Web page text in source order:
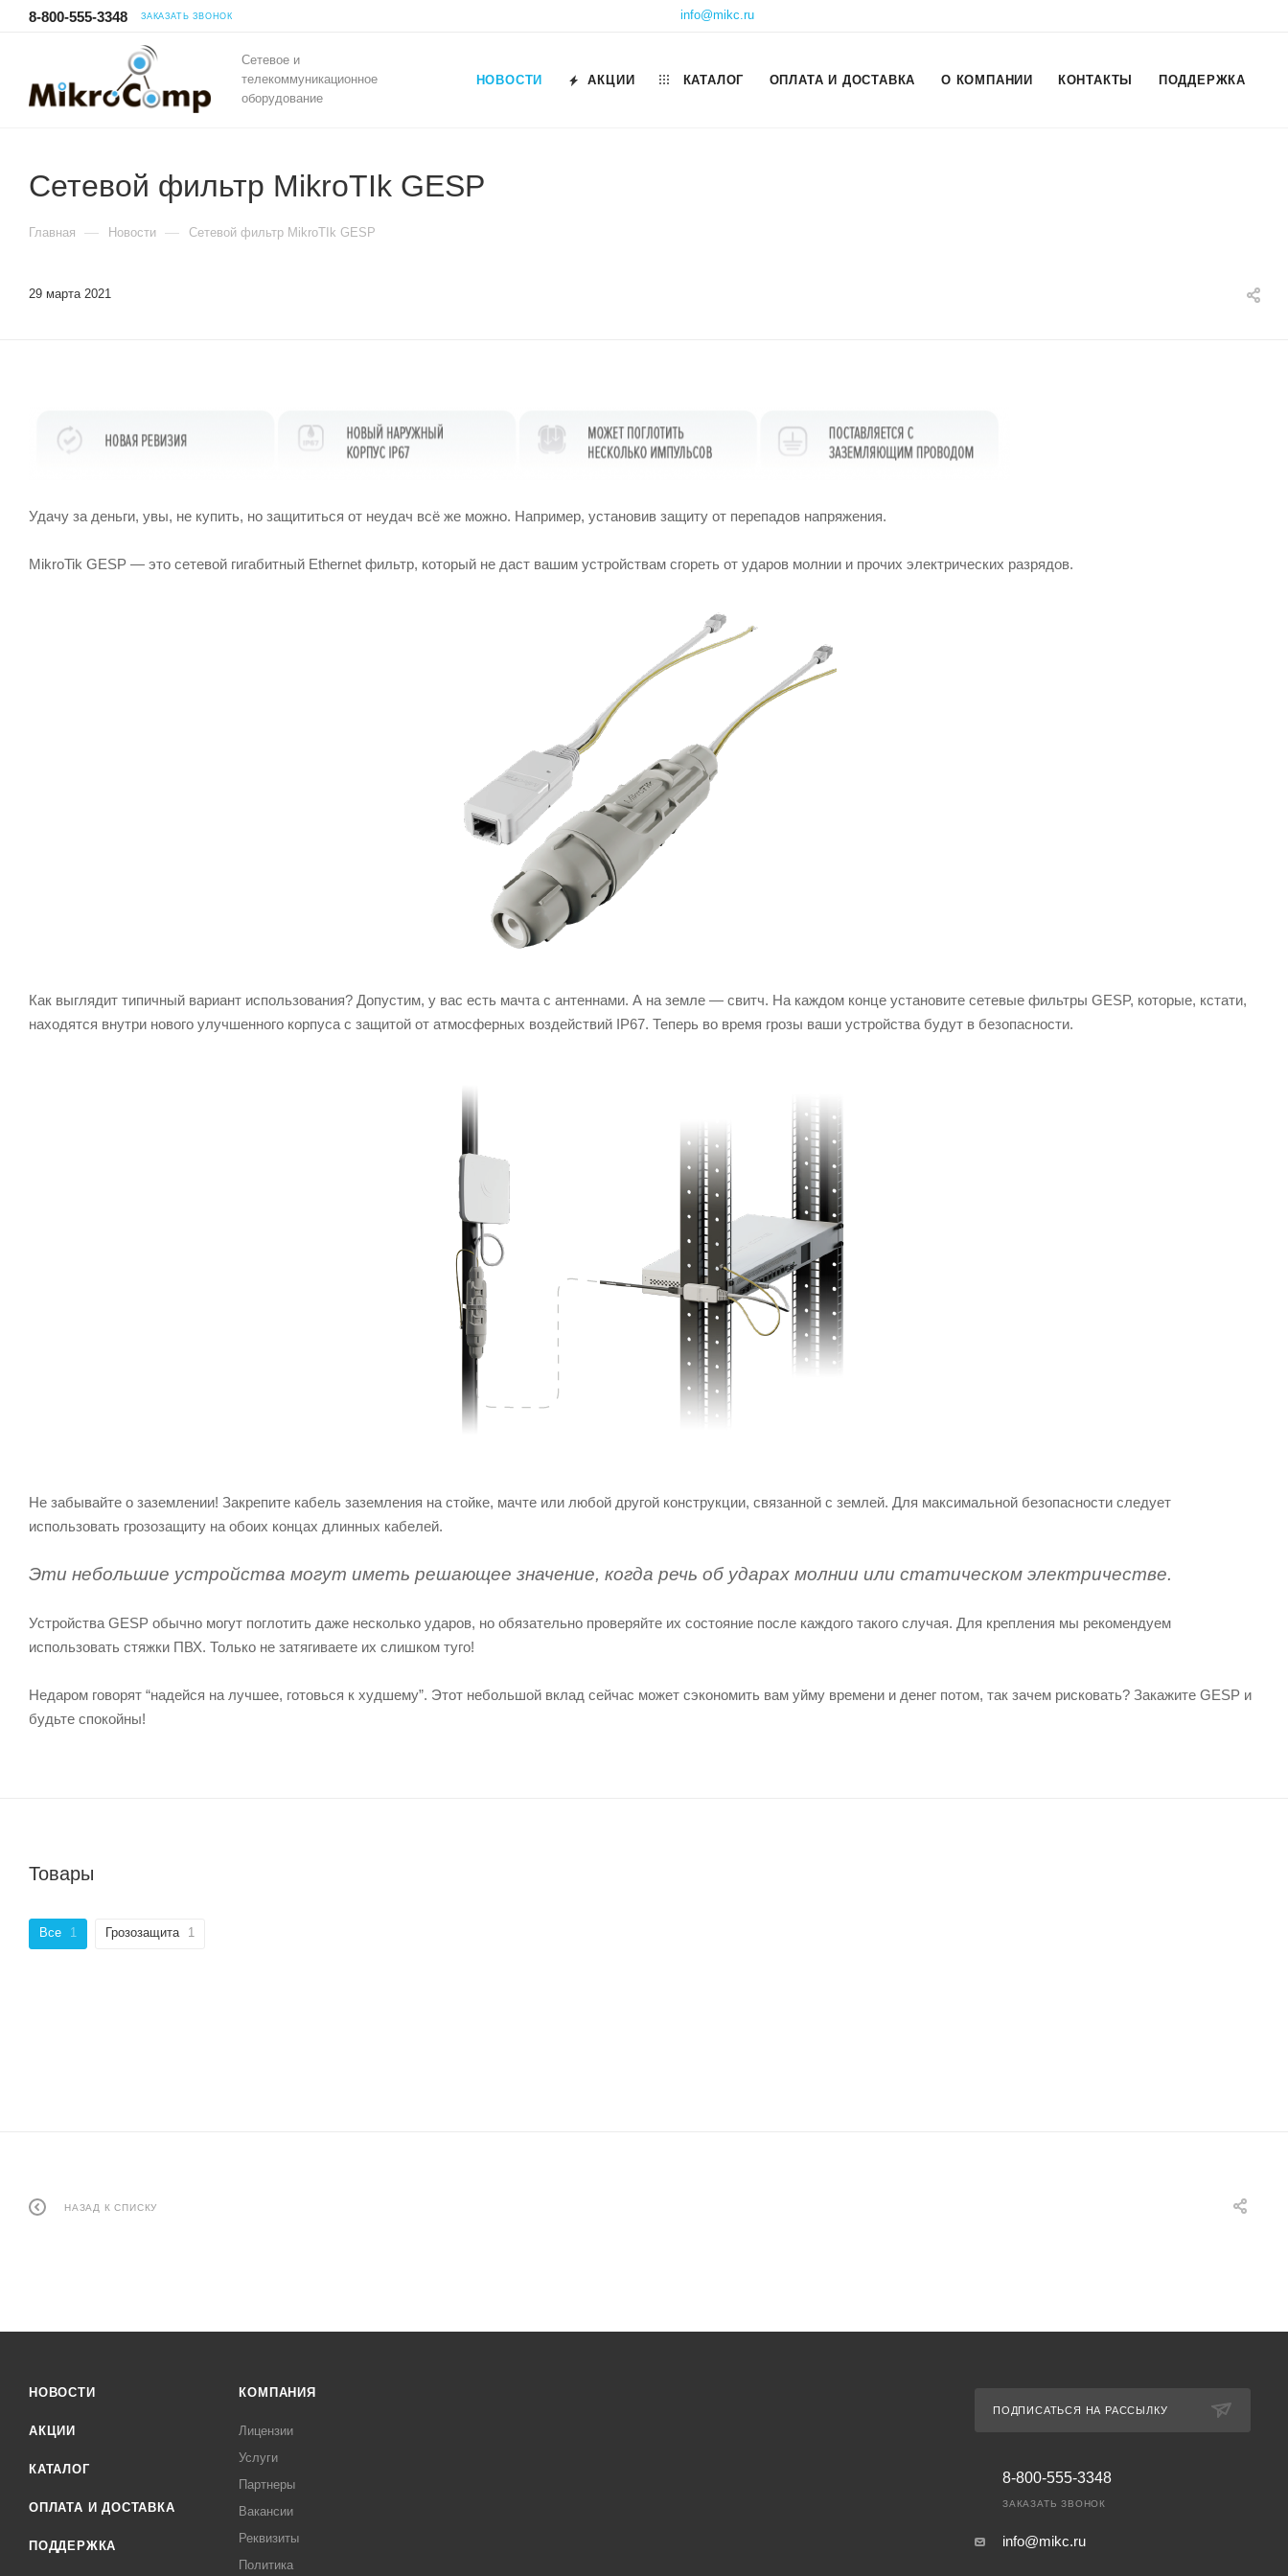
8-800-555-3348 ЗАКАЗАТЬ ЗВОНОК info@mikc.ru
Сетевое и
телекоммуникационное
оборудование
НОВОСТИ АКЦИИ КАТАЛОГ ОПЛАТА И ДОСТАВКА О КОМПАНИИ КОНТАКТЫ ПОДДЕРЖКА
Сетевой фильтр MikroTIk GESP
Главная — Новости — Сетевой фильтр MikroTIk GESP
29 марта 2021
Удачу за деньги, увы, не купить, но защититься от неудач всё же можно. Например, установив защиту от перепадов напряжения.
MikroTik GESP — это сетевой гигабитный Ethernet фильтр, который не даст вашим устройствам сгореть от ударов молнии и прочих электрических разрядов.
Как выглядит типичный вариант использования? Допустим, у вас есть мачта с антеннами. А на земле — свитч. На каждом конце установите сетевые фильтры GESP, которые, кстати,
находятся внутри нового улучшенного корпуса с защитой от атмосферных воздействий IP67. Теперь во время грозы ваши устройства будут в безопасности.
Не забывайте о заземлении! Закрепите кабель заземления на стойке, мачте или любой другой конструкции, связанной с землей. Для максимальной безопасности следует
использовать грозозащиту на обоих концах длинных кабелей.
Эти небольшие устройства могут иметь решающее значение, когда речь об ударах молнии или статическом электричестве.
Устройства GESP обычно могут поглотить даже несколько ударов, но обязательно проверяйте их состояние после каждого такого случая. Для крепления мы рекомендуем
использовать стяжки ПВХ. Только не затягиваете их слишком туго!
Недаром говорят “надейся на лучшее, готовься к худшему”. Этот небольшой вклад сейчас может сэкономить вам уйму времени и денег потом, так зачем рисковать? Закажите GESP и
будьте спокойны!
Товары
Все 1 Грозозащита 1
НАЗАД К СПИСКУ
НОВОСТИ
АКЦИИ
КАТАЛОГ
ОПЛАТА И ДОСТАВКА
ПОДДЕРЖКА
КОМПАНИЯ
Лицензии
Услуги
Партнеры
Вакансии
Реквизиты
Политика
ПОДПИСАТЬСЯ НА РАССЫЛКУ
8-800-555-3348
ЗАКАЗАТЬ ЗВОНОК
info@mikc.ru